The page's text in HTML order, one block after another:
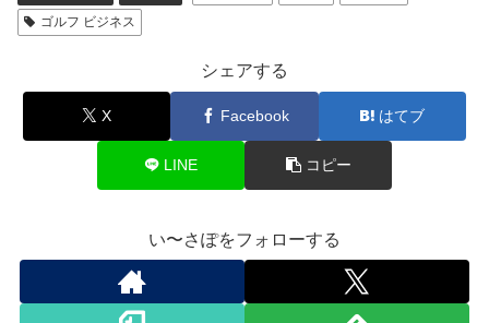
ゴルフ ビジネス
シェアする
X Facebook はてブ
LINE コピー
い〜さぽをフォローする